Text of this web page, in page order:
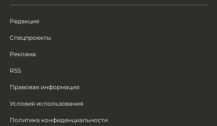
Редакция
Спецпроекты
Реклама
RSS
Правовая информация
Условия использования
Политика конфиденциальности